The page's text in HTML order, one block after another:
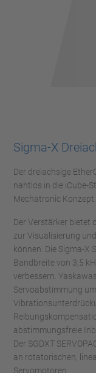
Sigma-X
Der dreiachsige
nahtlos in die iCube-
Mechatronic Konzept.
Der Verstärker bietet
zur Visualisierung
können. Die Sigma-X
Bandbreite von 3,5
verbessern.
Servoabstimmung
abstimmungsfreie
Der SGDXT
an rotatorischen,
Servomotoren.